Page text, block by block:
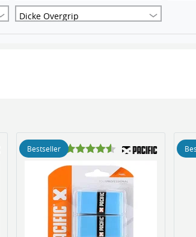
Dicke Overgrip
Bestseller